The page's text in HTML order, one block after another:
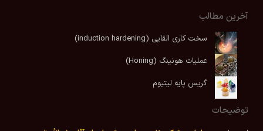
آخرین مطالب
سخت کاری القایی (induction hardening)
عملیات هونینگ (Honing)
گریس پایه لیتیوم
توضیحات